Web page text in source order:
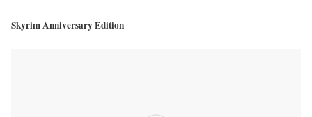
Skyrim Anniversary Edition